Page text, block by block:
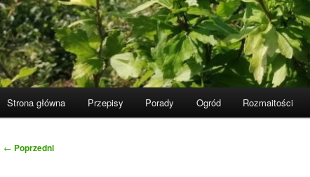
Strona główna Przepisy Porady Ogród Rozmaitości
Nawigacja
← Poprzedni